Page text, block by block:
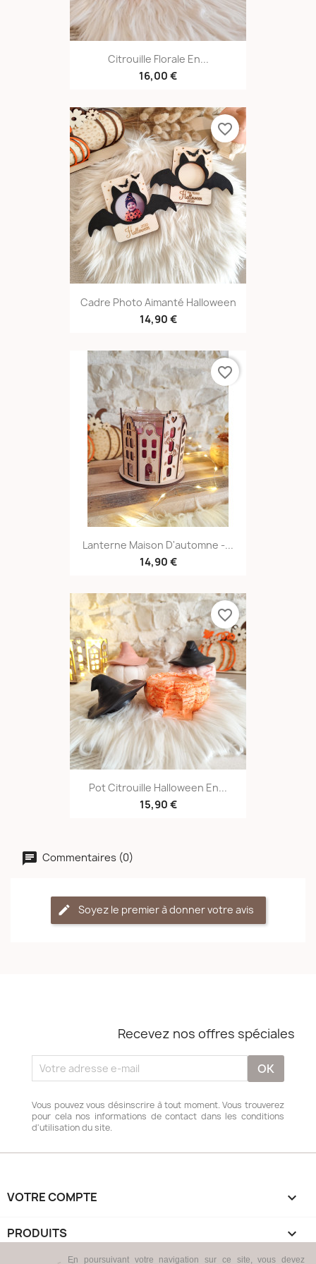
Citrouille Florale En...
16,00 €
Cadre Photo Aimanté Halloween
14,90 €
favorite_border
Lanterne Maison D'automne -...
14,90 €
favorite_border
Pot Citrouille Halloween En...
15,90 €
favorite_border
Commentaires (0)
Soyez le premier à donner votre avis
Recevez nos offres spéciales
Vous pouvez vous désinscrire à tout moment. Vous trouverez
pour cela nos informations de contact dans les conditions
d'utilisation du site.
VOTRE COMPTE 
En poursuivant votre navigation sur ce site, vous devez
PRODUITS 